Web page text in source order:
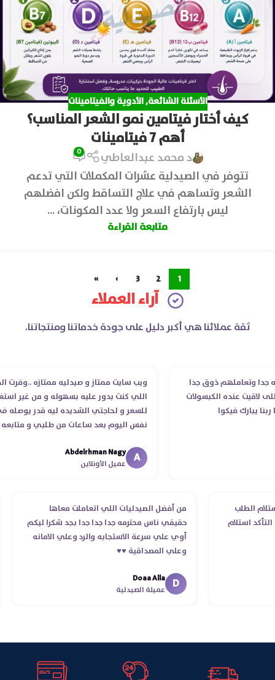
الأسئلة الشائعة,الأدوية والفيتامينات
كيف أختار فيتامين نمو الشعر المناسب؟
أهم 7 فيتامينات
د محمد عبدالعاطي 0
تتوفر في الصيدلية عشرات المكملات التي تدعم
الشعر وتساهم في علاج التساقط ولكن افضلهم
ليس بارتفاع السعر ولا عدد المكونات، ...
متابعة القراءة
1
2
3
›
»
آراء العملاء
ثقة عملائنا هي أكبر دليل على جودة خدماتنا ومنتجاتنا.
جدا
ويب سايت ممتاز و صيدليه ممتازه ..وفرت الدوا
اللي كنت بدور عليه بسهوله و من غير استغلال
للسعر و لحاجتي الشديده ليه قدر يوصله ف
نفس اليوم بعد ساعات من طلبي و متابعه
انتهاء موعد عمله ..فضل يتابع معايا لحد ما
استلمت ..شكرا جزيلا ليكم
Abdelrhman Nagy
عميل الأونلاين
جدا بدايه من استلام الطلب
ولحد التأكد استلام
من أفضل الصيدليات اللي اتعاملت
حقيقي ناس محترمه جدا جدا جدا بجد
أوي علي سرعة الاستجابه والرد وعلي
وعلي المصداقية ♥️♥️‏
D